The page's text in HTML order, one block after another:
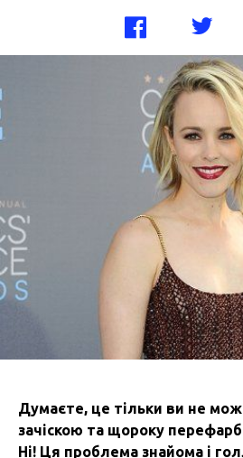
Думаєте, це тільки ви не
зачіскою та щороку
Ні! Ця проблема знайома і